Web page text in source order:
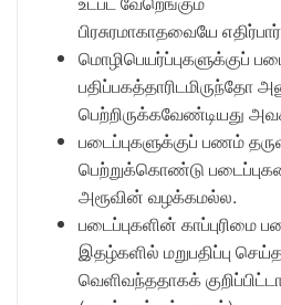
பிரசுரமாகாதவையே
மொழிபெயர்ப்புகளுக்குப்
பதிப்பகத்தாரிடமிருந்தோ
பெற்றிருக்கவேண்டியது
படைப்புகளுக்குப் பணம்
பெற்றுக்கொண்டு
அரூவின் வழக்கமல்ல.
படைப்புகளின் காப்புரிமை
இதழ்களில் மறுபதிப்பு
வெளிவந்ததாகக்